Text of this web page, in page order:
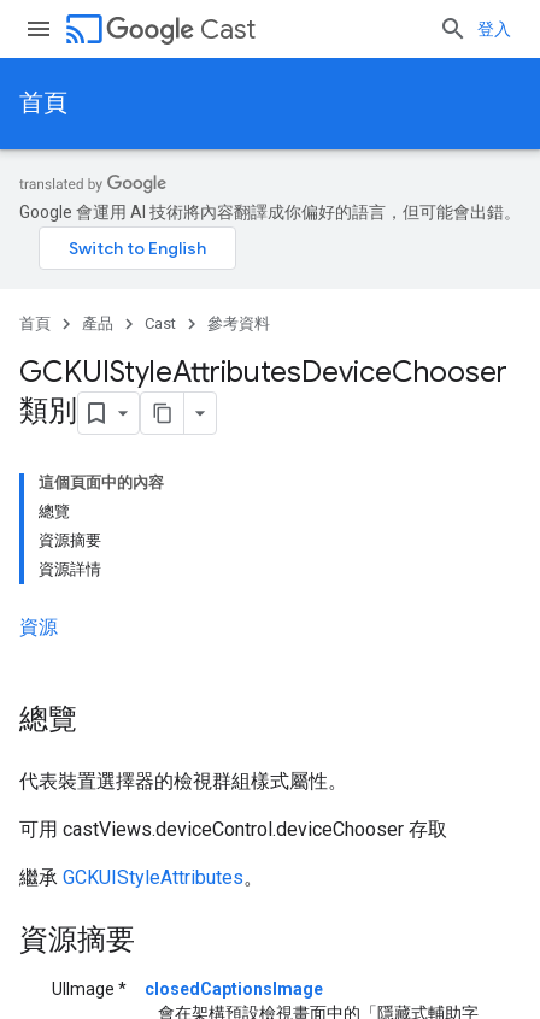
cast Cast 登入
首頁
Google 會運用 AI 技術將內容翻譯成你偏好的語言，但可能會出錯。
首頁 產品 Cast 參考資料
GCKUIStyleAttributesDeviceChooser
類別
這個頁面中的內容
總覽
資源摘要
資源詳情
資源
總覽
代表裝置選擇器的檢視群組樣式屬性。
可用 castViews.deviceControl.deviceChooser 存取
繼承 GCKUIStyleAttributes。
資源摘要
UIImage *
closedCaptionsImage
會在架構預設檢視畫面中的「隱藏式輔助字